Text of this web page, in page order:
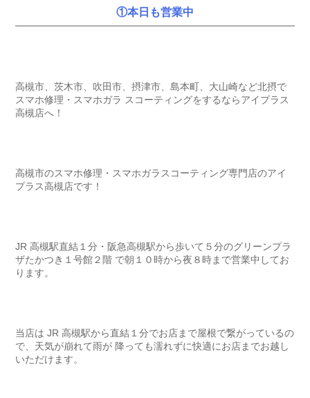
①本日も営業中
高槻市、茨木市、吹田市、摂津市、島本町、大山崎など北摂で
スマホ修理・スマホガラ スコーティングをするならアイプラス
高槻店へ！
高槻市のスマホ修理・スマホガラスコーティング専門店のアイ
プラス高槻店です！
JR 高槻駅直結１分・阪急高槻駅から歩いて５分のグリーンプラ
ザたかつき１号館２階 で朝１０時から夜８時まで営業中してお
ります。
当店は JR 高槻駅から直結１分でお店まで屋根で繋がっているの
で、天気が崩れて雨が 降っても濡れずに快適にお店までお越し
いただけます。